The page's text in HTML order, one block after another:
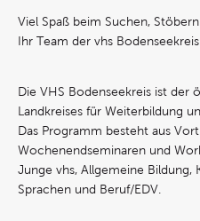
Viel Spaß beim Suchen,
Ihr Team der vhs Bodenseekreis
Die VHS Bodenseekreis ist der
Landkreises für Weiterbildung
Das Programm besteht aus
Wochenendseminaren und
Junge vhs, Allgemeine Bildung,
Sprachen und Beruf/EDV.